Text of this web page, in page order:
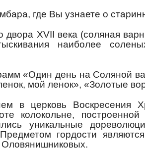
где Вы узнаете о
двора XVII века (соляная
наиболее
«Один день на Соляной
мой ленок», «Золотые
в церковь Воскресения
колокольне,
уникальные
гордости
Оловянишниковых.